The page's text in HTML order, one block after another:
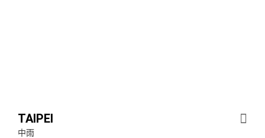
TAIPEI
中雨